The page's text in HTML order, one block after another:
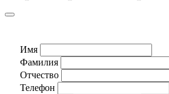
Имя
Фамилия
Отчество
Телефон